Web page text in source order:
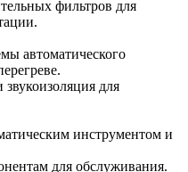
фильтров для
автоматического
для
инструментом и
для обслуживания.